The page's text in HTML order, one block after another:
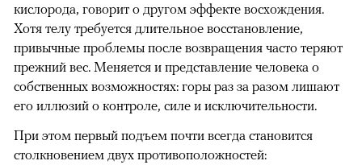
кислорода, говорит о другом эффекте восхождения.
Хотя телу требуется длительное восстановление,
привычные проблемы после возвращения часто теряют
прежний вес. Меняется и представление человека о
собственных возможностях: горы раз за разом лишают
его иллюзий о контроле, силе и исключительности.
При этом первый подъем почти всегда становится
столкновением двух противоположностей: